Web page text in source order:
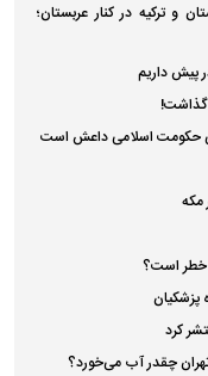
و ترکیه در کنار عربستان؛
پیش داریم
گذاشت!
حکومت اسلامی داعش است
مکه
خطر است؟
پزشکیان
کرد